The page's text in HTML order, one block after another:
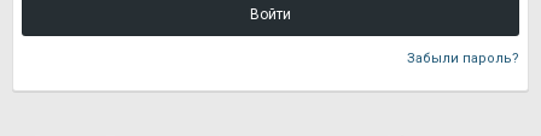
Войти
Забыли пароль?